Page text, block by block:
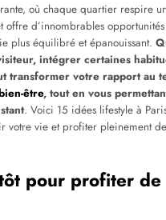
où chaque quartier respire
offre d’innombrables
plus équilibré et épanouissant.
intégrer certaines
transformer votre rapport au
être, tout en vous
. Voici 15 idées lifestyle à
votre vie et profiter pleinement
pour profiter de